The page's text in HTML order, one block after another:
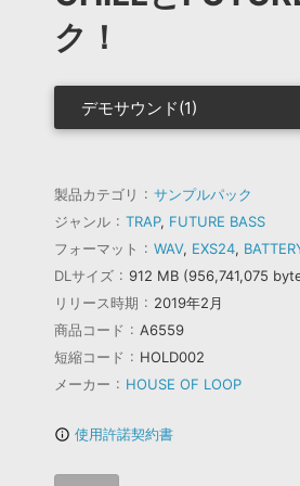
ク！
デモサウンド(1)
製品カテゴリ
サンプルパック
ジャンル
TRAP, FUTURE BASS
フォーマット
WAV, EXS24,
DLサイズ
912 MB (956,741,075
リリース時期
2019年2月
商品コード
A6559
短縮コード
HOLD002
メーカー
HOUSE OF LOOP
info_outline 使用許諾契約書